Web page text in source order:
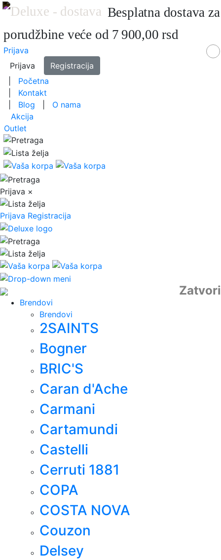
Besplatna dostava za
porudžbine veće od 7 900,00 rsd
Prijava
Prijava
Registracija
Početna
Kontakt
Blog
O nama
Akcija
Outlet
Prijava ×
Prijava Registracija
Zatvori
Brendovi
Brendovi
2SAINTS
Bogner
BRIC'S
Caran d'Ache
Carmani
Cartamundi
Castelli
Cerruti 1881
COPA
COSTA NOVA
Couzon
Delsey